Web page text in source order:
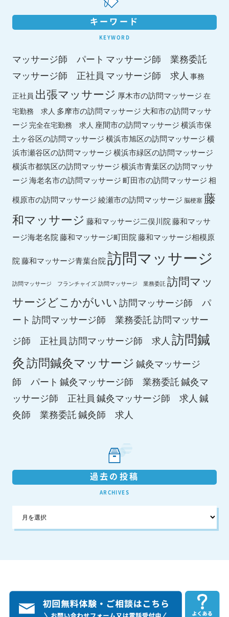
キーワード
KEYWORD
マッサージ師 パート マッサージ師 業務委託
マッサージ師 正社員 マッサージ師 求人 事務
正社員 出張マッサージ 厚木市の訪問マッサージ 在
宅勤務 求人 多摩市の訪問マッサージ 大和市の訪問マッサ
ージ 完全在宅勤務 求人 座間市の訪問マッサージ横浜市保
土ヶ谷区の訪問マッサージ横浜市旭区の訪問マッサージ横
浜市瀬谷区の訪問マッサージ横浜市緑区の訪問マッサージ
横浜市都筑区の訪問マッサージ横浜市青葉区の訪問マッサ
ージ海老名市の訪問マッサージ町田市の訪問マッサージ相
模原市の訪問マッサージ綾瀬市の訪問マッサージ 脳梗塞藤
和マッサージ 藤和マッサージ二俣川院藤和マッサ
ージ海老名院藤和マッサージ町田院藤和マッサージ相模原
院藤和マッサージ青葉台院訪問マッサージ
訪問マッサージ フランチャイズ 訪問マッサージ 業務委託 訪問マッ
サージどこかがいい 訪問マッサージ師 パ
ート 訪問マッサージ師 業務委託訪問マッサー
ジ師 正社員 訪問マッサージ師 求人 訪問鍼
灸訪問鍼灸マッサージ 鍼灸マッサージ
師 パート 鍼灸マッサージ師 業務委託鍼灸マ
ッサージ師 正社員 鍼灸マッサージ師 求人 鍼
灸師 業務委託鍼灸師 求人
過去の投稿
ARCHIVES